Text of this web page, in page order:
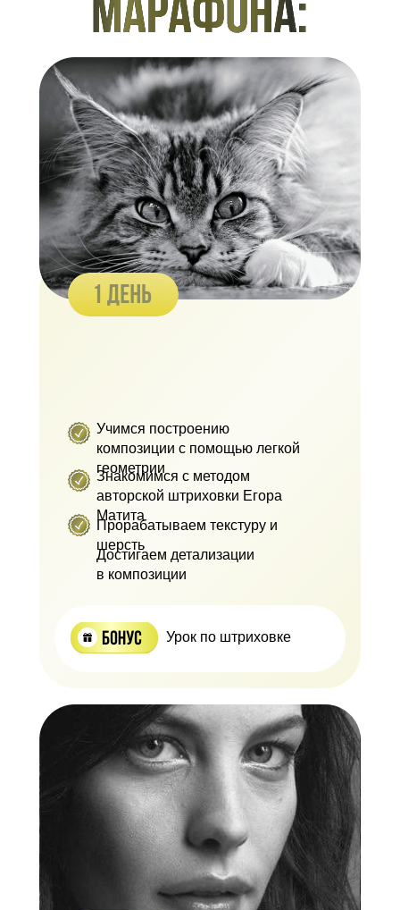
Урок по штриховке
Учимся построению
композиции с помощью легкой
геометрии
Знакомимся с методом
авторской штриховки Егора
Матита
Прорабатываем текстуру и
шерсть
Достигаем детализации
в композиции